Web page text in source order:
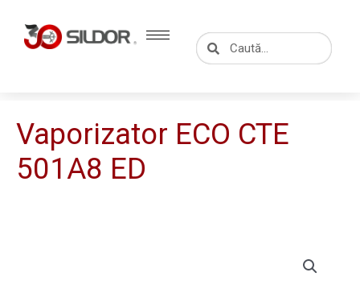
content
CautăCaută
Vaporizator ECO CTE
501A8 ED